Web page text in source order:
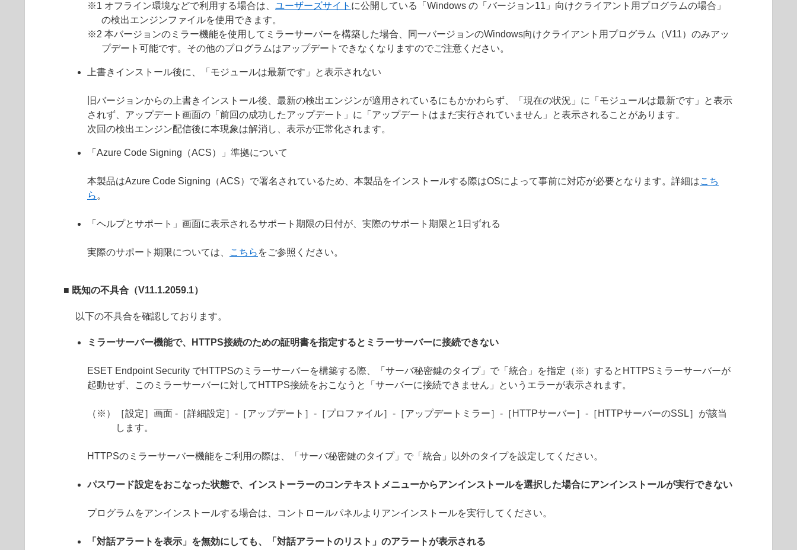
※1 オフライン環境などで利用する場合は、 ユーザーズサイト に公開している「Windows の「バージョン11」向けクライアント用プログラムの場合」
の検出エンジンファイルを使用できます。
※2 本バージョンのミラー機能を使用してミラーサーバーを構築した場合、同一バージョンのWindows向けクライアント用プログラム（V11）のみアッ
プデート可能です。その他のプログラムはアップデートできなくなりますのでご注意ください。
上書きインストール後に、「モジュールは最新です」と表示されない
旧バージョンからの上書きインストール後、最新の検出エンジンが適用されているにもかかわらず、「現在の状況」に「モジュールは最新です」と表示
されず、アップデート画面の「前回の成功したアップデート」に「アップデートはまだ実行されていません」と表示されることがあります。
次回の検出エンジン配信後に本現象は解消し、表示が正常化されます。
「Azure Code Signing（ACS）」準拠について
本製品はAzure Code Signing（ACS）で署名されているため、本製品をインストールする際はOSによって事前に対応が必要となります。詳細はこち
ら 。
「ヘルプとサポート」画面に表示されるサポート期限の日付が、実際のサポート期限と1日ずれる
実際のサポート期限については、 こちら をご参照ください。
■ 既知の不具合（V11.1.2059.1）
以下の不具合を確認しております。
ミラーサーバー機能で、HTTPS接続のための証明書を指定するとミラーサーバーに接続できない
ESET Endpoint Security でHTTPSのミラーサーバーを構築する際、「サーバ秘密鍵のタイプ」で「統合」を指定（※）するとHTTPSミラーサーバーが
起動せず、このミラーサーバーに対してHTTPS接続をおこなうと「サーバーに接続できません」というエラーが表示されます。
（※）［設定］画面 -［詳細設定］-［アップデート］-［プロファイル］-［アップデートミラー］-［HTTPサーバー］-［HTTPサーバーのSSL］が該当
します。
HTTPSのミラーサーバー機能をご利用の際は、「サーバ秘密鍵のタイプ」で「統合」以外のタイプを設定してください。
パスワード設定をおこなった状態で、インストーラーのコンテキストメニューからアンインストールを選択した場合にアンインストールが実行できない
プログラムをアンインストールする場合は、コントロールパネルよりアンインストールを実行してください。
「対話アラートを表示」を無効にしても、「対話アラートのリスト」のアラートが表示される